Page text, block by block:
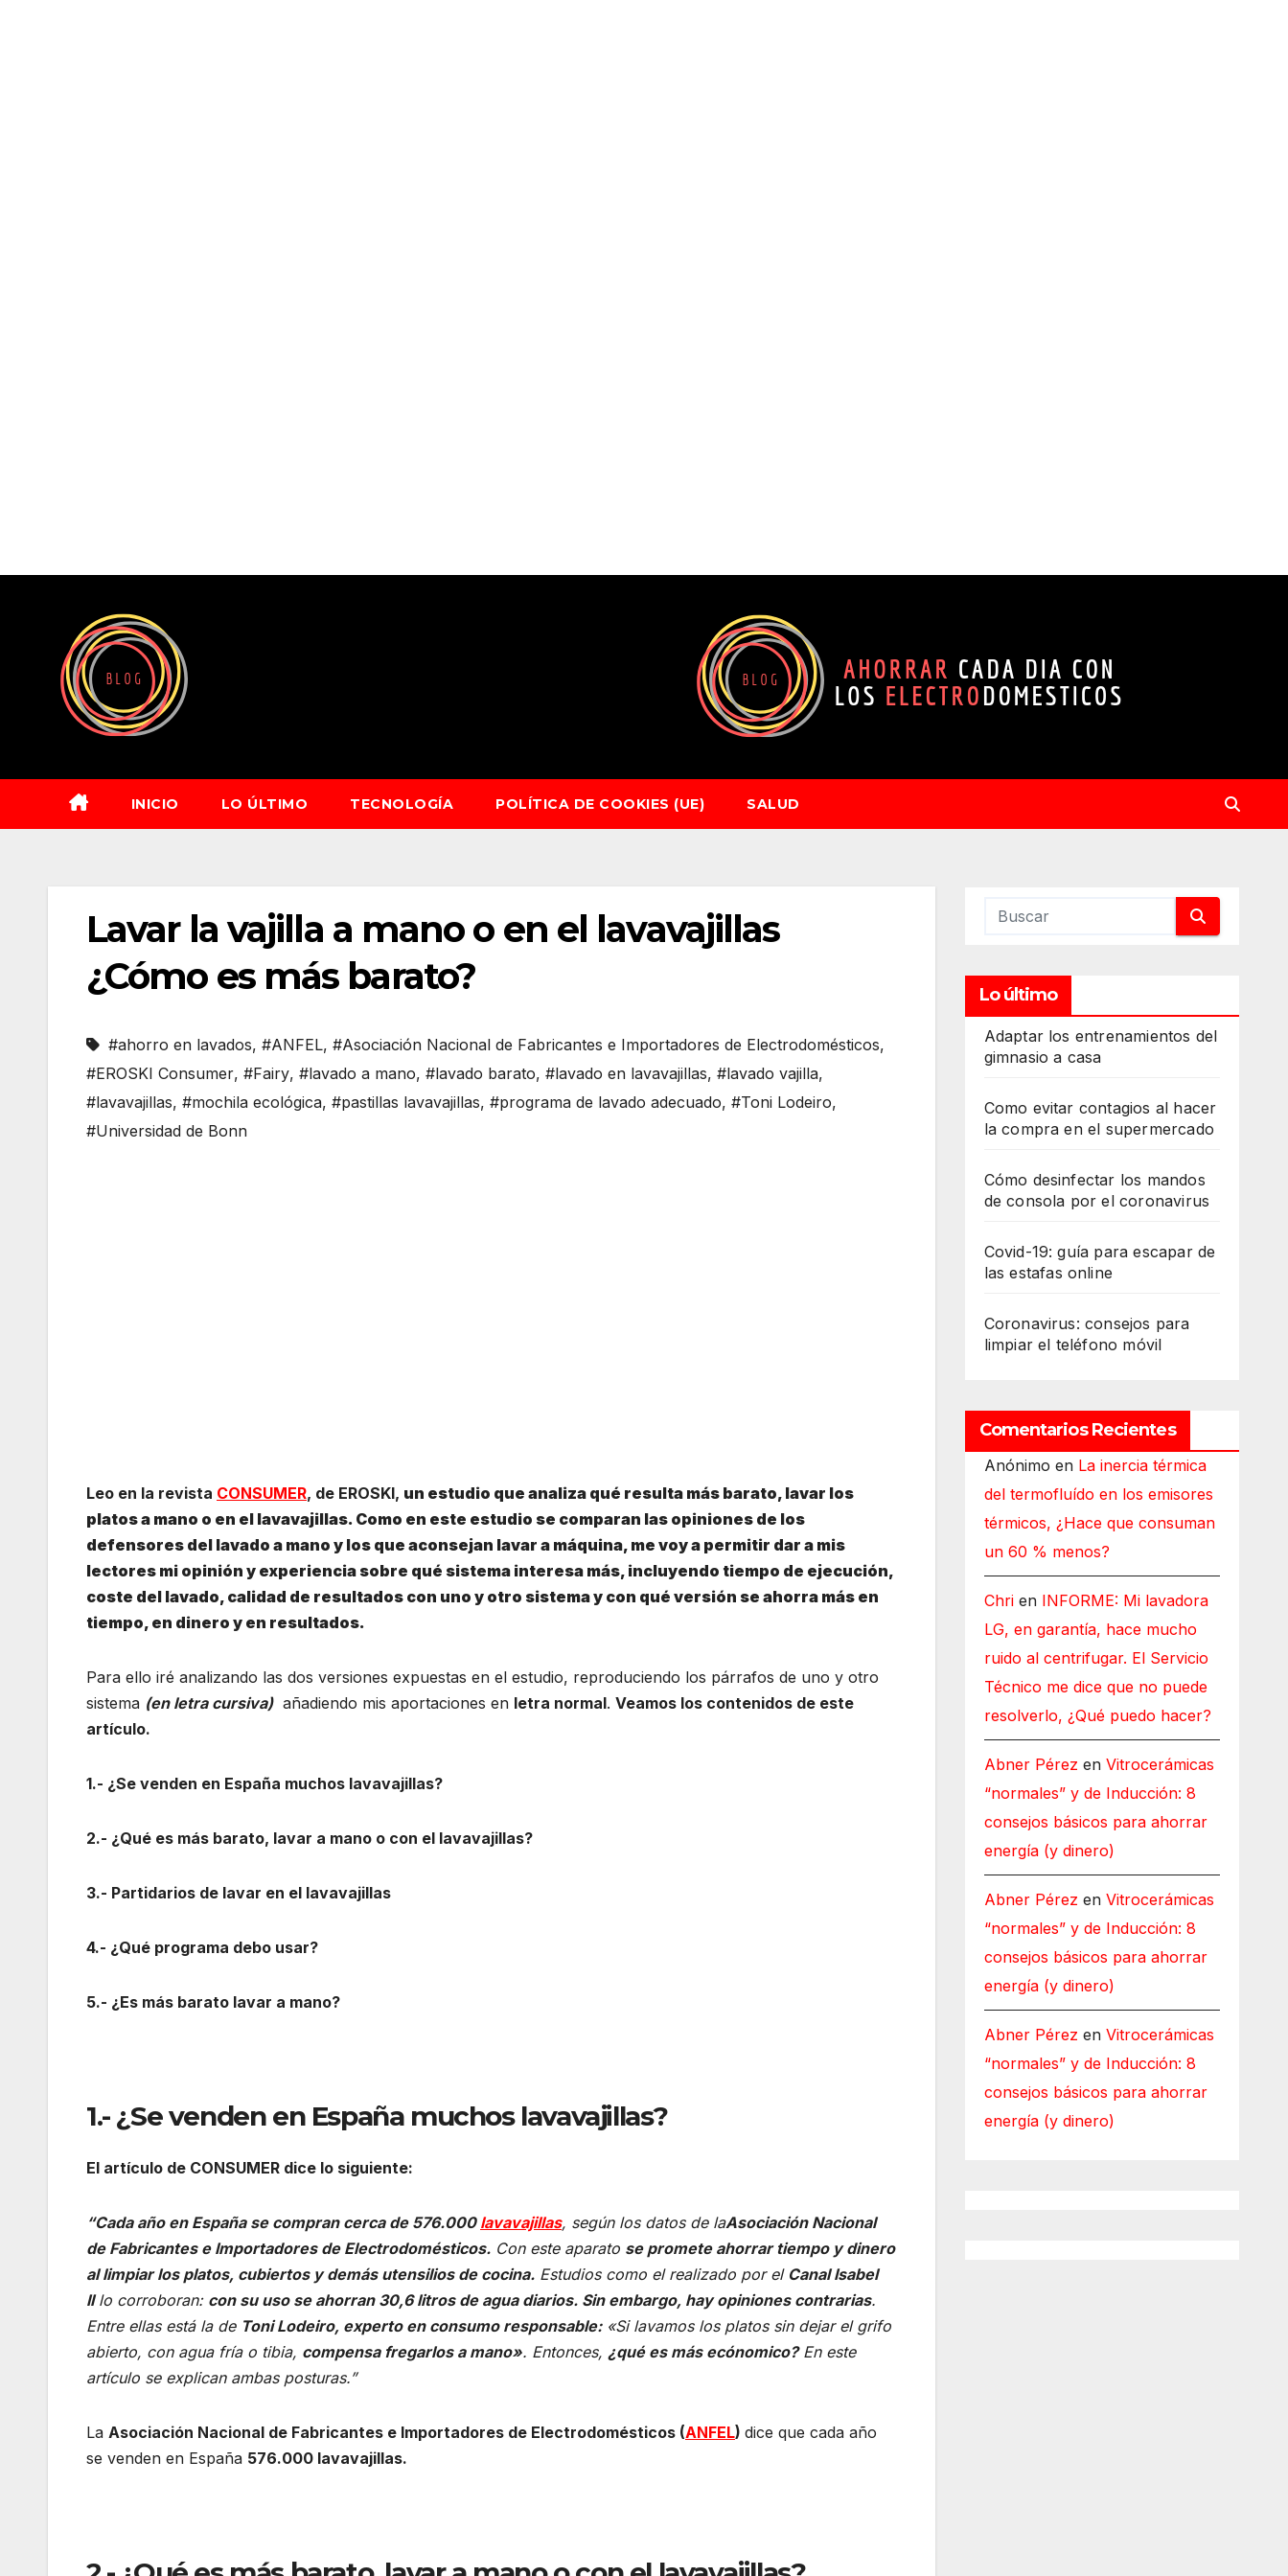
contenido
INICIO LO ÚLTIMO TECNOLOGÍA POLÍTICA DE COOKIES (UE) SALUD
Lavar la vajilla a mano o en el lavavajillas
¿Cómo es más barato?
#ahorro en lavados, #ANFEL, #Asociación Nacional de Fabricantes e Importadores de Electrodomésticos,
#EROSKI Consumer, #Fairy, #lavado a mano, #lavado barato, #lavado en lavavajillas, #lavado vajilla,
#lavavajillas, #mochila ecológica, #pastillas lavavajillas, #programa de lavado adecuado, #Toni Lodeiro,
#Universidad de Bonn
Leo en la revista CONSUMER, de EROSKI, un estudio que analiza qué resulta más barato, lavar los
platos a mano o en el lavavajillas. Como en este estudio se comparan las opiniones de los
defensores del lavado a mano y los que aconsejan lavar a máquina, me voy a permitir dar a mis
lectores mi opinión y experiencia sobre qué sistema interesa más, incluyendo tiempo de ejecución,
coste del lavado, calidad de resultados con uno y otro sistema y con qué versión se ahorra más en
tiempo, en dinero y en resultados.
Para ello iré analizando las dos versiones expuestas en el estudio, reproduciendo los párrafos de uno y otro
sistema (en letra cursiva)añadiendo mis aportaciones en letra normal. Veamos los contenidos de este
artículo.
1.- ¿Se venden en España muchos lavavajillas?
2.- ¿Qué es más barato, lavar a mano o con el lavavajillas?
3.- Partidarios de lavar en el lavavajillas
4.- ¿Qué programa debo usar?
5.- ¿Es más barato lavar a mano?
1.- ¿Se venden en España muchos lavavajillas?
El artículo de CONSUMER dice lo siguiente:
“Cada año en España se compran cerca de 576.000 lavavajillas, según los datos de laAsociación Nacional
de Fabricantes e Importadores de Electrodomésticos. Con este aparato se promete ahorrar tiempo y dinero
al limpiar los platos, cubiertos y demás utensilios de cocina. Estudios como el realizado por el Canal Isabel
IIlo corroboran: con su uso se ahorran 30,6 litros de agua diarios. Sin embargo, hay opiniones contrarias.
Entre ellas está la de Toni Lodeiro, experto en consumo responsable:«Si lavamos los platos sin dejar el grifo
abierto, con agua fría o tibia, compensa fregarlos a mano». Entonces, ¿qué es más ecónomico?En este
artículo se explican ambas posturas.”
La Asociación Nacional de Fabricantes e Importadores de Electrodomésticos (ANFEL) dice que cada año
se venden en España 576.000 lavavajillas.
Lo último
Adaptar los entrenamientos del
gimnasio a casa
Como evitar contagios al hacer
la compra en el supermercado
Cómo desinfectar los mandos
de consola por el coronavirus
Covid-19: guía para escapar de
las estafas online
Coronavirus: consejos para
limpiar el teléfono móvil
Comentarios Recientes
Anónimo en La inercia térmica
del termofluído en los emisores
térmicos, ¿Hace que consuman
un 60 % menos?
Chrien INFORME: Mi lavadora
LG, en garantía, hace mucho
ruido al centrifugar. El Servicio
Técnico me dice que no puede
resolverlo, ¿Qué puedo hacer?
Abner Pérez en Vitrocerámicas
“normales” y de Inducción: 8
consejos básicos para ahorrar
energía (y dinero)
Abner Pérez en Vitrocerámicas
“normales” y de Inducción: 8
consejos básicos para ahorrar
energía (y dinero)
Abner Pérez en Vitrocerámicas
“normales” y de Inducción: 8
consejos básicos para ahorrar
energía (y dinero)